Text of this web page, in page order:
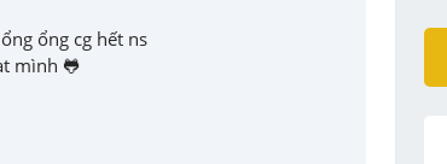
ổng cg hết ns
mình 🐸